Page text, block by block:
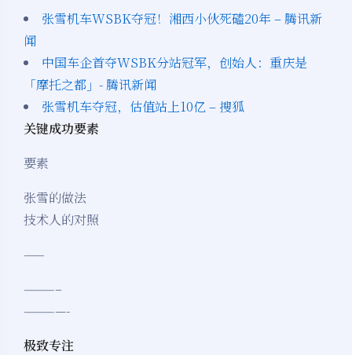
张雪机车WSBK夺冠！湘西小伙死磕20年 – 腾讯新
闻
中国车企首夺WSBK分站冠军，创始人：重庆是
「摩托之都」- 腾讯新闻
张雪机车夺冠，估值站上10亿 – 搜狐
关键成功要素
要素
张雪的做法
技术人的对照
——
———–
————-
极致专注